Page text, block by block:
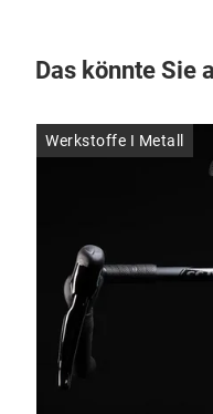
Das könnte Sie
Werkstoffe I Metall